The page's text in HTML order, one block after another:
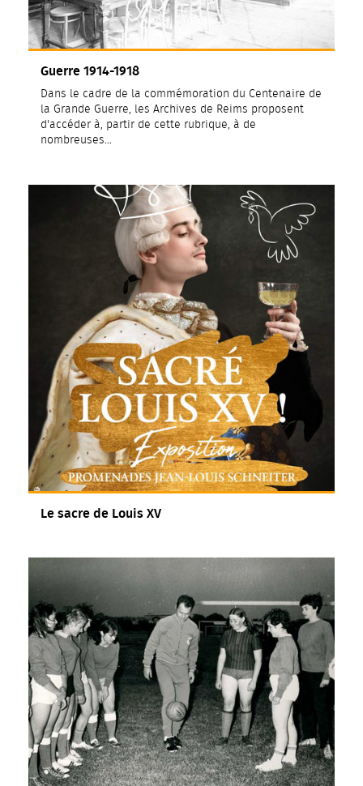
Guerre 1914-1918
Dans le cadre de la commémoration du Centenaire de
la Grande Guerre, les Archives de Reims proposent
d'accéder à, partir de cette rubrique, à de
nombreuses…
Le sacre de Louis XV